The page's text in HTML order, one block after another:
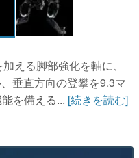
える脚部強化を軸に、
垂直方向の登攀を9.3マ
を備える... [続きを読む]